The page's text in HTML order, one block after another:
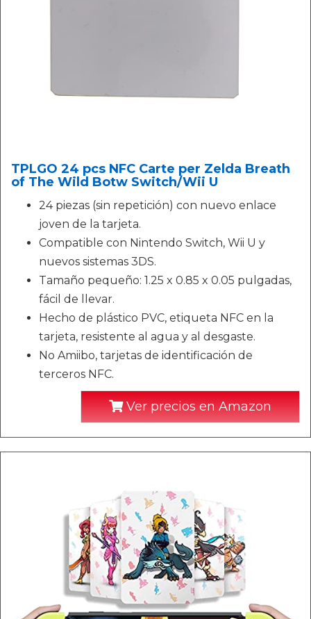
TPLGO 24 pcs NFC Carte per Zelda Breath
of The Wild Botw Switch/Wii U
24 piezas (sin repetición) con nuevo enlace
joven de la tarjeta.
Compatible con Nintendo Switch, Wii U y
nuevos sistemas 3DS.
Tamaño pequeño: 1.25 x 0.85 x 0.05 pulgadas,
fácil de llevar.
Hecho de plástico PVC, etiqueta NFC en la
tarjeta, resistente al agua y al desgaste.
No Amiibo, tarjetas de identificación de
terceros NFC.
Ver precios en Amazon